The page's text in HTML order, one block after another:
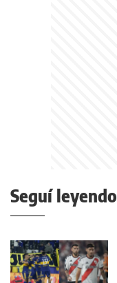
Seguí leyendo